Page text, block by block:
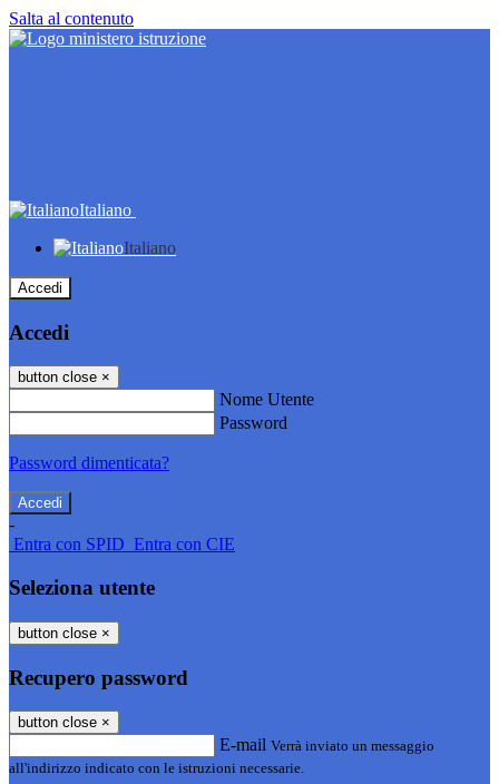
Salta al contenuto
Italiano
Italiano
Accedi
Accedi
button close ×
Nome Utente
Password
Password dimenticata?
-
Entra con SPID Entra con CIE
Seleziona utente
button close ×
Recupero password
button close ×
E-mail Verrà inviato un messaggio
all'indirizzo indicato con le istruzioni necessarie.